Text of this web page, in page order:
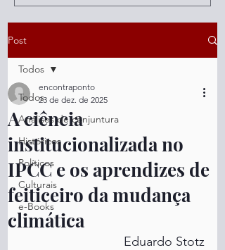
Post
Todos
Análises de conjuntura
Históricos
Políticos
Culturais
e-Books
Todos
A ciência
institucionalizada no
IPCC e os aprendizes de
feiticeiro da mudança
climática
encontraponto
23 de dez. de 2025
Eduardo Stotz